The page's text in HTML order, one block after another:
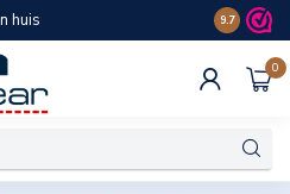
huis Spaar
9.7
0